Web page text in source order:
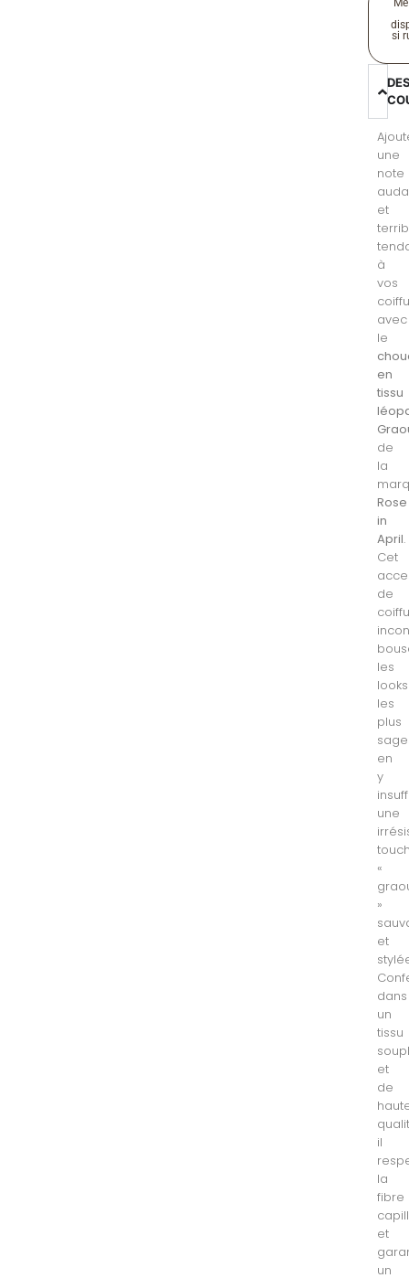
si
une
note
et
à
vos
avec
le
en
tissu
de
la
Rose
in
April.
Cet
de
les
looks
les
plus
en
y
une
«
»
et
dans
un
tissu
et
de
il
la
fibre
et
un